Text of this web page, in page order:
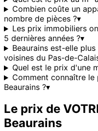
Combien coûte un
nombre de pièces ?▾
Les prix immobiliers
5 dernières années ?▾
Beaurains est-elle
voisines du Pas-de-
Quel est le prix d'une
Comment connaître
Beaurains ?▾
Le prix de
Beaurains